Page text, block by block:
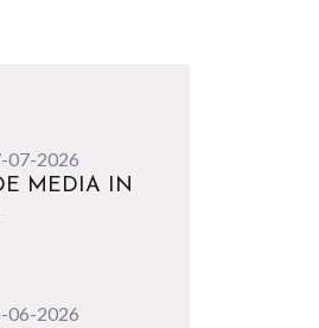
07-2026
MEDIA IN
06-2026